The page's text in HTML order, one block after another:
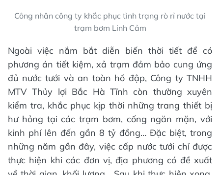
Công nhân công ty khắc phục tình trạng rò rỉ nước tại
trạm bơm Linh Cảm
Ngoài việc nắm bắt diễn biến thời tiết để có
phương án tiết kiệm, xả trạm đảm bảo cung ứng
đủ nước tưới và an toàn hồ đập, Công ty TNHH
MTV Thủy lợi Bắc Hà Tĩnh còn thường xuyên
kiểm tra, khắc phục kịp thời những trang thiết bị
hư hỏng tại các trạm bơm, cống ngăn mặn, với
kinh phí lên đến gần 8 tỷ đồng… Đặc biệt, trong
những năm gần đây, việc cấp nước tưới chỉ được
thực hiện khi các đơn vị, địa phương có đề xuất